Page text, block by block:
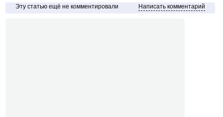
Эту статью ещё не комментировали Написать комментарий